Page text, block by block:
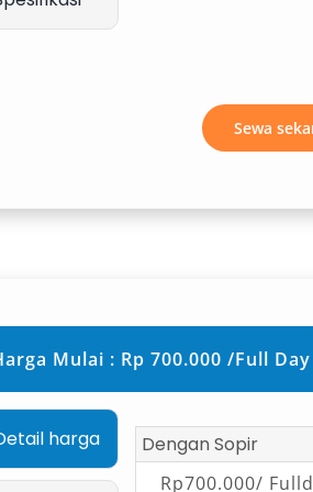
di perjalanan.
dengan
perusahaan.
Sewa
Mulai : Rp 700.000 /Full Day
harga Dengan Sopir
Rp700.000/